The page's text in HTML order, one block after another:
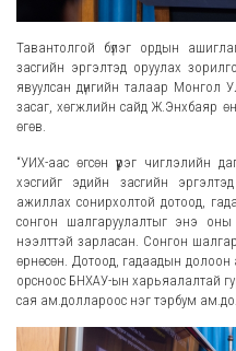
Тавантолгой бүлэг ордын
засгийн эргэлтэд оруулах
явуулсан дүнгийн талаар Монгол
засаг, хөгжлийн сайд Ж.Энхбаяр
өгөв.
“УИХ-аас өгсөн үүрэг чиглэлийн
хэсгийг эдийн засгийн
ажиллах сонирхолтой дотоод,
сонгон шалгаруулалтыг энэ
нээлттэй зарласан. Сонгон
өрнөсөн. Дотоод, гадаадын
орсноос БНХАУ-ын харьяалалтай
сая ам.доллароос нэг тэрбум